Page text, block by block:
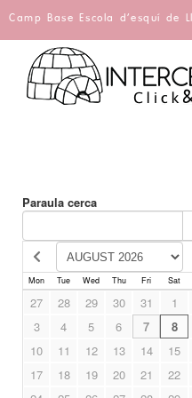
Camp Base Escola d'esquí de